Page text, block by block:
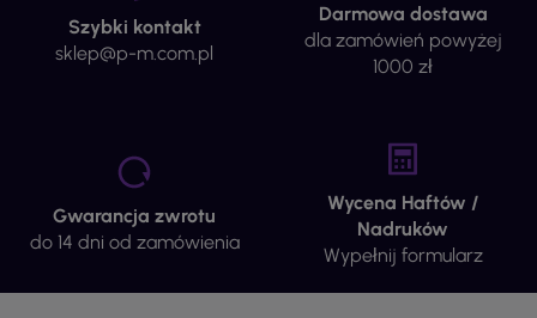
Szybki kontakt
sklep@p-m.com.pl
Darmowa dostawa
dla zamówień powyżej
1000 zł
Gwarancja zwrotu
do 14 dni od zamówienia
Wycena Haftów /
Nadruków
Wypełnij formularz